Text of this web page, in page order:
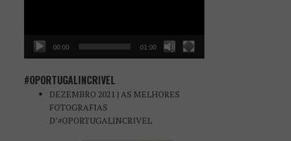
00:00 01:00
#OPORTUGALINCRIVEL
DEZEMBRO 2021 | AS MELHORES
FOTOGRAFIAS
D’#OPORTUGALINCRIVEL